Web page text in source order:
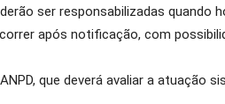
ser responsabilizadas
após notificação, com
que deverá avaliar a atuação